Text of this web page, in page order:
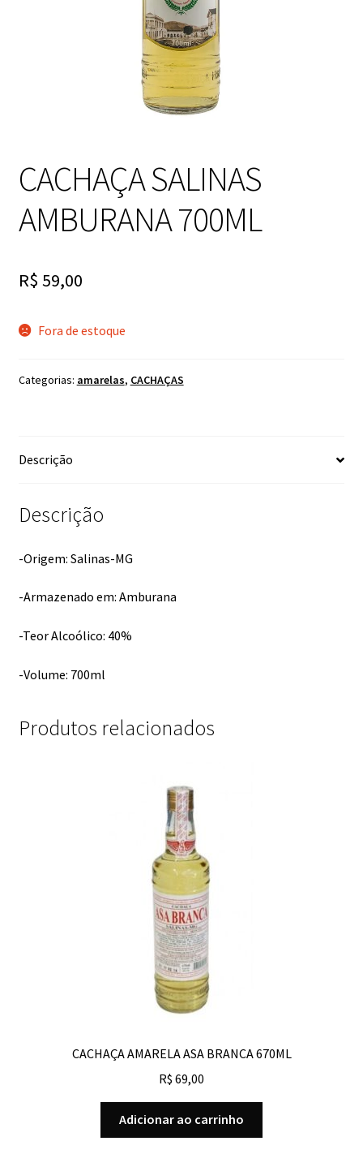
CACHAÇA SALINAS
AMBURANA 700ML
R$ 59,00
Fora de estoque
Categorias: amarelas, CACHAÇAS
Descrição
Descrição
-Origem: Salinas-MG
-Armazenado em: Amburana
-Teor Alcoólico: 40%
-Volume: 700ml
Produtos relacionados
CACHAÇA AMARELA ASA BRANCA 670ML
R$ 69,00
Adicionar ao carrinho